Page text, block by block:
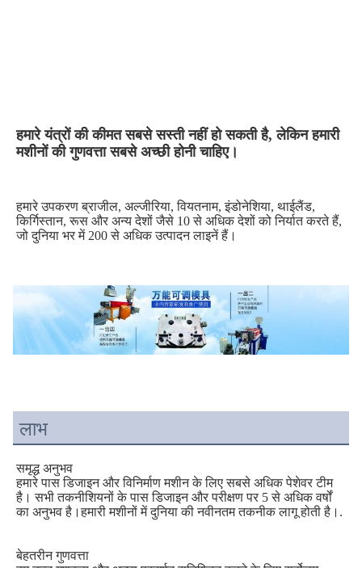
हमारे यंत्रों की कीमत सबसे सस्ती नहीं हो सकती है, लेकिन हमारी
मशीनों की गुणवत्ता सबसे अच्छी होनी चाहिए।
हमारे उपकरण ब्राजील, अल्जीरिया, वियतनाम, इंडोनेशिया, थाईलैंड,
किर्गिस्तान, रूस और अन्य देशों जैसे 10 से अधिक देशों को निर्यात करते हैं,
जो दुनिया भर में 200 से अधिक उत्पादन लाइनें हैं।
लाभ
समृद्ध अनुभव
हमारे पास डिजाइन और विनिर्माण मशीन के लिए सबसे अधिक पेशेवर टीम
है। सभी तकनीशियनों के पास डिजाइन और परीक्षण पर 5 से अधिक वर्षों
का अनुभव है।हमारी मशीनों में दुनिया की नवीनतम तकनीक लागू होती है।.
बेहतरीन गुणवत्ता